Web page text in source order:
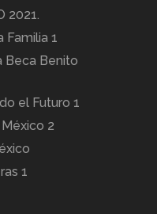
2021.
Familia 1
Beca Benito
el Futuro 1
2
1